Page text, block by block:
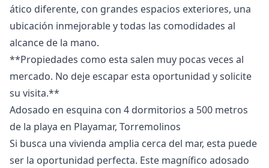
ático diferente, con grandes espacios exteriores, ‌una
‌ubicación ‌inmejorable ‌y ‌todas las comodidades al
alcance ‌de ‌la ‌mano.
**Propiedades como esta ‌salen ‌muy ‌pocas ‌veces al
‌mercado. No deje ‌escapar ‌esta ‌oportunidad ‌y ‌solicite
‌su ‌visita.**
Adosado en esquina con 4 dormitorios a 500 metros
de la playa en Playamar, Torremolinos
Si busca una vivienda amplia cerca del mar, esta puede
ser la oportunidad perfecta. Este magnífico adosado